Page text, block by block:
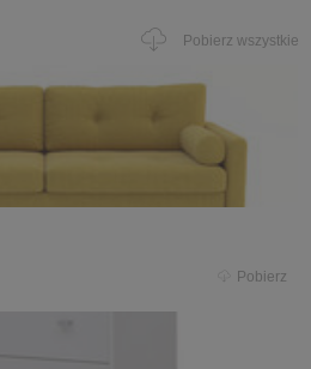
Pobierz wszystkie
Pobierz